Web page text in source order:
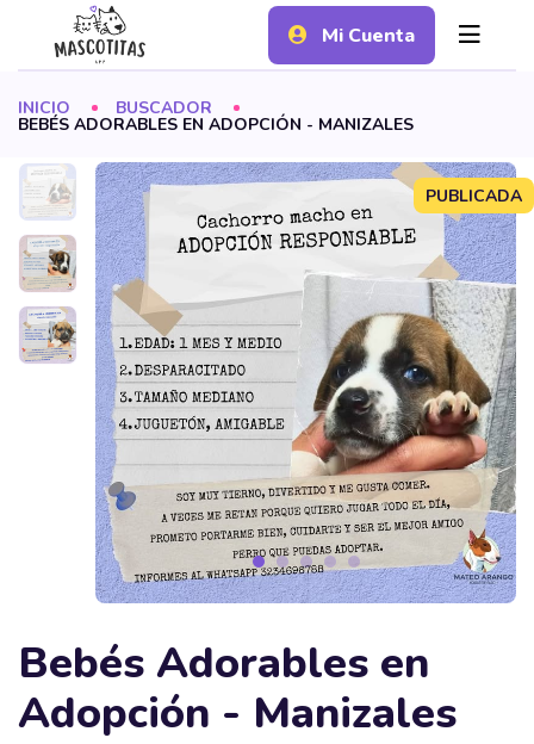
Mi Cuenta
INICIO BUSCADOR
BEBÉS ADORABLES EN ADOPCIÓN - MANIZALES
PUBLICADA
Bebés Adorables en
Adopción - Manizales